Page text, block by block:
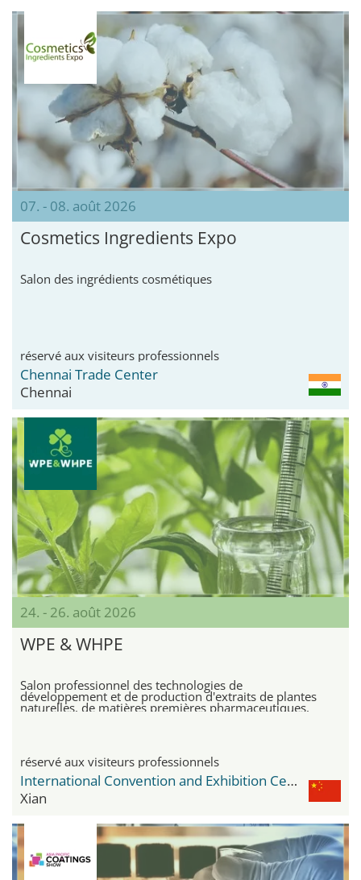
07. - 08. août 2026
Cosmetics Ingredients Expo
Salon des ingrédients cosmétiques
réservé aux visiteurs professionnels
Chennai Trade Center
Chennai
24. - 26. août 2026
WPE & WHPE
Salon professionnel des technologies de
développement et de production d'extraits de plantes
naturelles, de matières premières pharmaceutiques,
réservé aux visiteurs professionnels
International Convention and Exhibition Cente
Xian